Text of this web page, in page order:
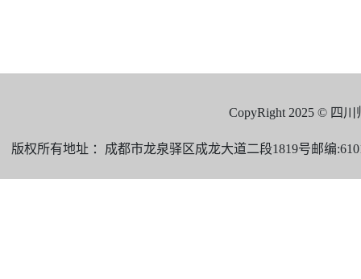
CopyRight 2025 ©
版权所有地址 ：成都市龙泉驿区成龙大道二段1819号邮编